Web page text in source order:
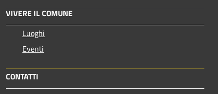
VIVERE IL COMUNE
Luoghi
Eventi
CONTATTI